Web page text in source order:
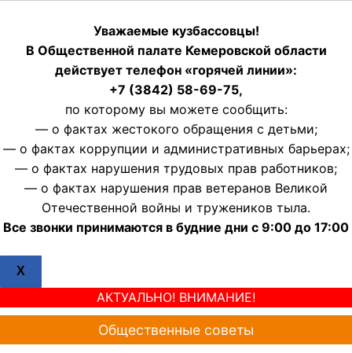
Уважаемые кузбассовцы!
В Общественной палате Кемеровской области
действует телефон «горячей линии»:
+7 (3842) 58-69-75,
по которому вы можете сообщить:
— о фактах жестокого обращения с детьми;
— о фактах коррупции и административных барьерах;
— о фактах нарушения трудовых прав работников;
— о фактах нарушения прав ветеранов Великой
Отечественной войны и тружеников тыла.
Все звонки принимаются в будние дни с 9:00 до 17:00
X
АКТУАЛЬНО! ВНИМАНИЕ!
Общественные советы